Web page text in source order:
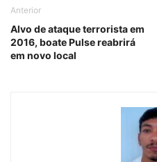
Anterior
Alvo de ataque terrorista em
2016, boate Pulse reabrirá
em novo local